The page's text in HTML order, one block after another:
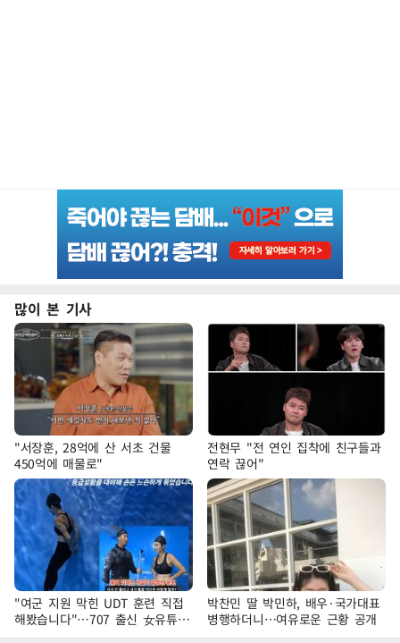
많이 본 기사
"서장훈, 28억에 산 서초 건물
450억에 매물로"
전현무 "전 연인 집착에 친구들과
연락 끊어"
"여군 지원 막힌 UDT 훈련 직접
해봤습니다"…707 출신 女유튜버
'완벽 소화'
박찬민 딸 박민하, 배우·국가대표
병행하더니…여유로운 근황 공개